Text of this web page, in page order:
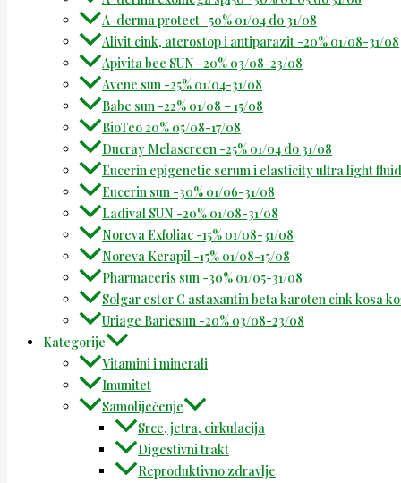
A-derma protect -50% 01/04 do 31/08
Alivit cink, aterostop i antiparazit -20% 01/08-31/08
Apivita bee SUN -20% 03/08-23/08
Avene sun -25% 01/04-31/08
Babe sun -22% 01/08 – 15/08
BioTeo 20% 05/08-17/08
Ducray Melascreen -25% 01/04 do 31/08
Eucerin epigenetic serum i elasticity ultra light
Eucerin sun -30% 01/06-31/08
Ladival SUN -20% 01/08-31/08
Noreva Exfoliac -15% 01/08-31/08
Noreva Kerapil -15% 01/08-15/08
Pharmaceris sun -30% 01/05-31/08
Solgar ester C astaxantin beta karoten cink kosa
Uriage Bariesun -20% 03/08-23/08
Kategorije
Vitamini i minerali
Imunitet
Samoliječenje
Srce, jetra, cirkulacija
Digestivni trakt
Reproduktivno zdravlje